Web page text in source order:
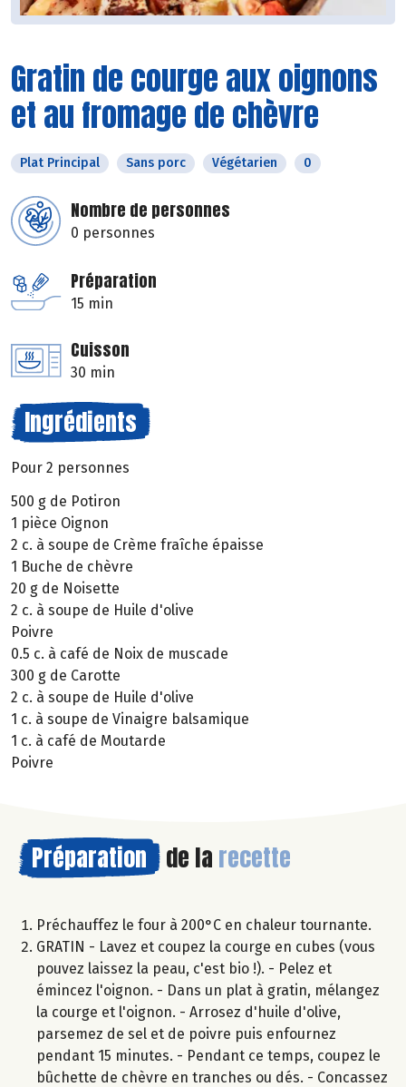
Gratin de courge aux oignons
et au fromage de chèvre
Plat Principal Sans porc Végétarien 0
Nombre de personnes
0 personnes
Préparation
15 min
Cuisson
30 min
Ingrédients
Pour 2 personnes
500 g de Potiron
1 pièce Oignon
2 c. à soupe de Crème fraîche épaisse
1 Buche de chèvre
20 g de Noisette
2 c. à soupe de Huile d'olive
Poivre
0.5 c. à café de Noix de muscade
300 g de Carotte
2 c. à soupe de Huile d'olive
1 c. à soupe de Vinaigre balsamique
1 c. à café de Moutarde
Poivre
Préparation de la recette
Préchauffez le four à 200°C en chaleur tournante.
GRATIN - Lavez et coupez la courge en cubes (vous
pouvez laissez la peau, c'est bio !). - Pelez et
émincez l'oignon. - Dans un plat à gratin, mélangez
la courge et l'oignon. - Arrosez d'huile d'olive,
parsemez de sel et de poivre puis enfournez
pendant 15 minutes. - Pendant ce temps, coupez le
bûchette de chèvre en tranches ou dés. - Concassez